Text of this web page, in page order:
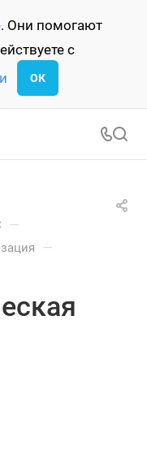
. Они помогают
с
ОК
—
—